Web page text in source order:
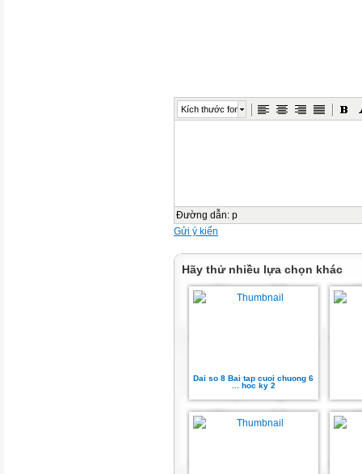
Kích thước font
Đường dẫn: p
Gửi ý kiến
Hãy thử nhiều lựa chọn khác
Dai so 8 Bai tap cuoi chuong 6
... hoc ky 2